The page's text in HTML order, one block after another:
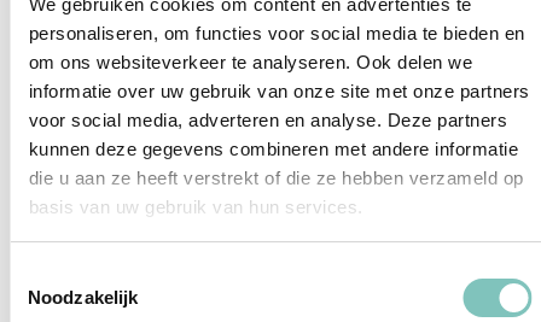
We gebruiken cookies om content en advertenties te
personaliseren, om functies voor social media te bieden en
om ons websiteverkeer te analyseren. Ook delen we
informatie over uw gebruik van onze site met onze partners
voor social media, adverteren en analyse. Deze partners
kunnen deze gegevens combineren met andere informatie
die u aan ze heeft verstrekt of die ze hebben verzameld op
basis van uw gebruik van hun services.
Noodzakelijk